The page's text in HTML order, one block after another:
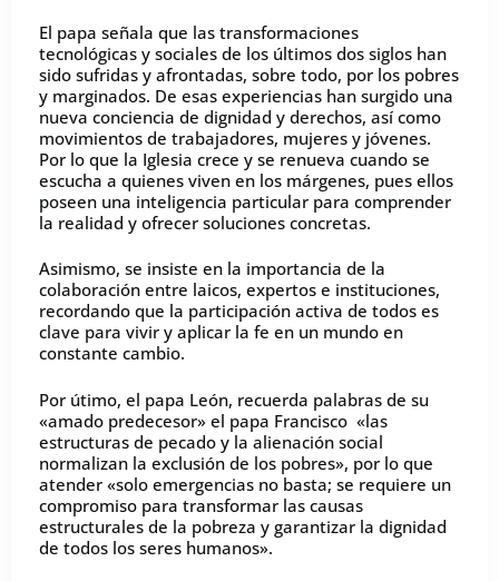
El papa señala que las transformaciones
tecnológicas y sociales de los últimos dos siglos han
sido sufridas y afrontadas, sobre todo, por los pobres
y marginados. De esas experiencias han surgido una
nueva conciencia de dignidad y derechos, así como
movimientos de trabajadores, mujeres y jóvenes.
Por lo que la Iglesia crece y se renueva cuando se
escucha a quienes viven en los márgenes, pues ellos
poseen una inteligencia particular para comprender
la realidad y ofrecer soluciones concretas.
Asimismo, se insiste en la importancia de la
colaboración entre laicos, expertos e instituciones,
recordando que la participación activa de todos es
clave para vivir y aplicar la fe en un mundo en
constante cambio.
Por útimo, el papa León, recuerda palabras de su
«amado predecesor» el papa Francisco «las
estructuras de pecado y la alienación social
normalizan la exclusión de los pobres», por lo que
atender «solo emergencias no basta; se requiere un
compromiso para transformar las causas
estructurales de la pobreza y garantizar la dignidad
de todos los seres humanos».